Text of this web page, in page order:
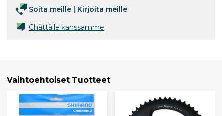
Soita meille | Kirjoita meille
Chättäile kanssamme
Vaihtoehtoiset Tuotteet